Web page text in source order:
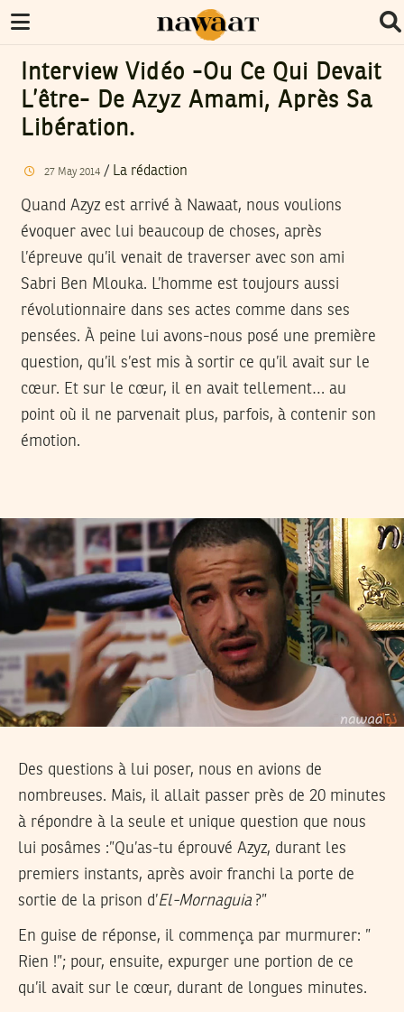
Interview Vidéo -ou Ce Qui Devait
L’être- De Azyz Amami, Après Sa
Libération.
27 May 2014/ La rédaction
Quand Azyz est arrivé à Nawaat, nous voulions
évoquer avec lui beaucoup de choses, après
l’épreuve qu’il venait de traverser avec son ami
Sabri Ben Mlouka. L’homme est toujours aussi
révolutionnaire dans ses actes comme dans ses
pensées. À peine lui avons-nous posé une première
question, qu’il s’est mis à sortir ce qu’il avait sur le
cœur. Et sur le cœur, il en avait tellement… au
point où il ne parvenait plus, parfois, à contenir son
émotion.
Des questions à lui poser, nous en avions de
nombreuses. Mais, il allait passer près de 20 minutes
à répondre à la seule et unique question que nous
lui posâmes :”Qu’as-tu éprouvé Azyz, durant les
premiers instants, après avoir franchi la porte de
sortie de la prison d’El-Mornaguia ?”
En guise de réponse, il commença par murmurer: ”
Rien !”; pour, ensuite, expurger une portion de ce
qu’il avait sur le cœur, durant de longues minutes.